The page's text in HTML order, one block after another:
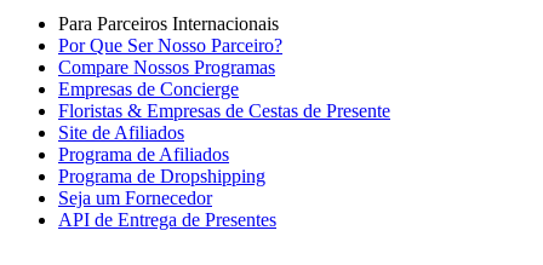
Para Parceiros Internacionais
Por Que Ser Nosso Parceiro?
Compare Nossos Programas
Empresas de Concierge
Floristas & Empresas de Cestas de Presente
Site de Afiliados
Programa de Afiliados
Programa de Dropshipping
Seja um Fornecedor
API de Entrega de Presentes